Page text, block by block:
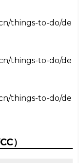
things-to-do/de
things-to-do/de
things-to-do/de
）